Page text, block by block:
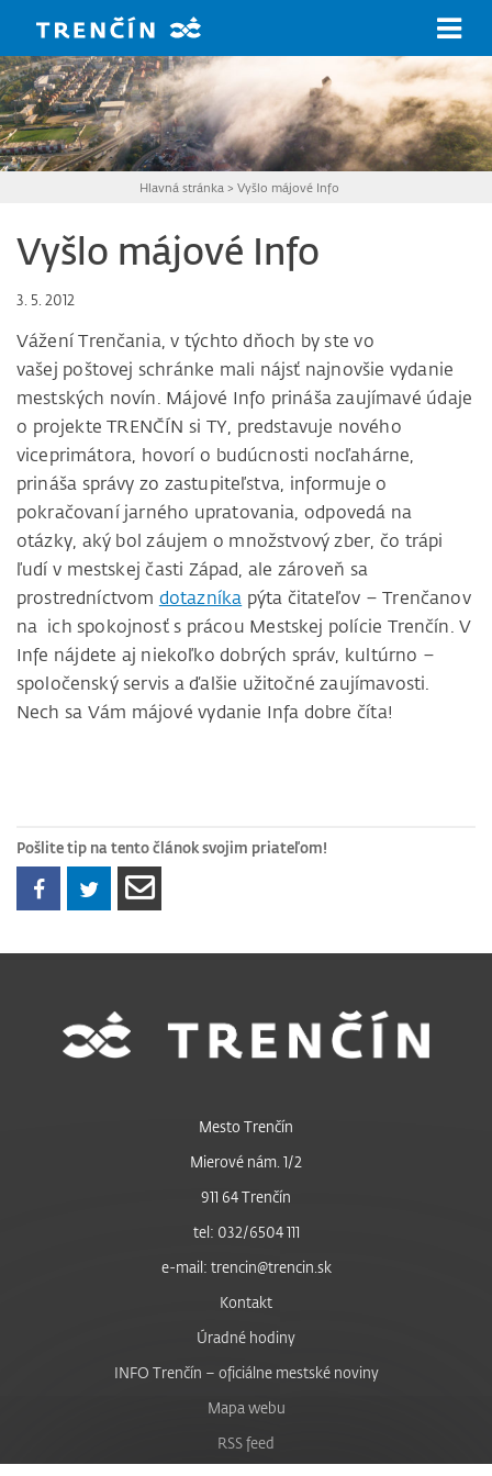
Hlavná stránka >Vyšlo májové Info
Vyšlo májové Info
3. 5. 2012
Vážení Trenčania, v týchto dňoch by ste vo
vašej poštovej schránke mali nájsť najnovšie vydanie
mestských novín. Májové Info prináša zaujímavé údaje
o projekte TRENČÍN si TY, predstavuje nového
viceprimátora, hovorí o budúcnosti nocľahárne,
prináša správy zo zastupiteľstva, informuje o
pokračovaní jarného upratovania, odpovedá na
otázky, aký bol záujem o množstvový zber, čo trápi
ľudí v mestskej časti Západ, ale zároveň sa
prostredníctvom dotazníka pýta čitateľov – Trenčanov
na ich spokojnosť s prácou Mestskej polície Trenčín. V
Infe nájdete aj niekoľko dobrých správ, kultúrno –
spoločenský servis a ďalšie užitočné zaujímavosti.
Nech sa Vám májové vydanie Infa dobre číta!
Pošlite tip na tento článok svojim priateľom!
Mesto Trenčín
Mierové nám. 1/2
911 64 Trenčín
tel: 032/6504 111
e-mail: trencin@trencin.sk
Kontakt
Úradné hodiny
INFO Trenčín – oficiálne mestské noviny
Mapa webu
RSS feed